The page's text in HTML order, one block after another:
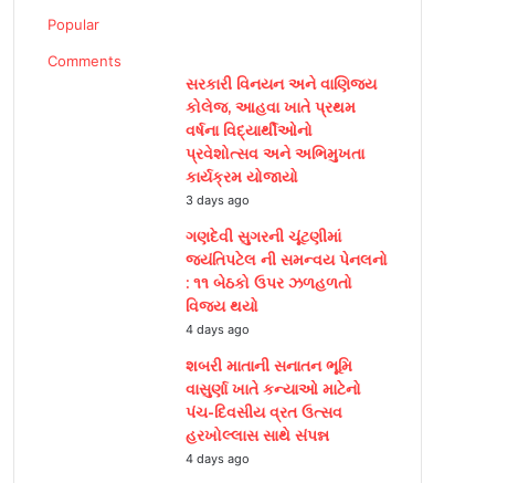
Popular
Comments
સરકારી વિનયન અને વાણિજ્ય
કોલેજ, આહવા ખાતે પ્રથમ
વર્ષના વિદ્યાર્થીઓનો
પ્રવેશોત્સવ અને અભિમુખતા
કાર્યક્રમ યોજાયો
3 days ago
ગણદેવી સુગરની ચૂંટણીમાં
જયંતિપટેલ ની સમન્વય પેનલનો
: ૧૧ બેઠકો ઉપર ઝળહળતો
વિજય થયો
4 days ago
શબરી માતાની સનાતન ભૂમિ
વાસુર્ણા ખાતે કન્યાઓ માટેનો
પંચ-દિવસીય વ્રત ઉત્સવ
હરખોલ્લાસ સાથે સંપન્ન
4 days ago